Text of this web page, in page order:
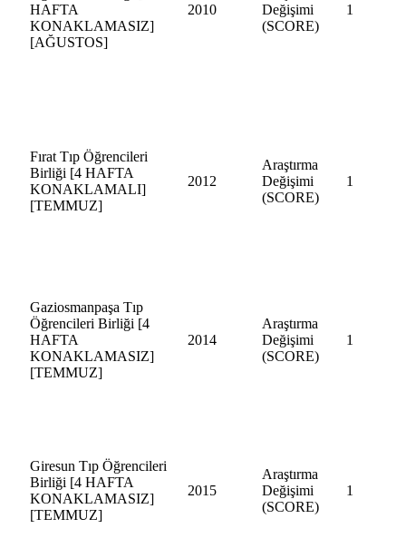
HAFTA
KONAKLAMASIZ]
[AĞUSTOS]
2010
Değişimi
(SCORE)
1
Fırat Tıp Öğrencileri
Birliği [4 HAFTA
KONAKLAMALI]
[TEMMUZ]
2012
Araştırma
Değişimi
(SCORE)
1
Gaziosmanpaşa Tıp
Öğrencileri Birliği [4
HAFTA
KONAKLAMASIZ]
[TEMMUZ]
2014
Araştırma
Değişimi
(SCORE)
1
Giresun Tıp Öğrencileri
Birliği [4 HAFTA
KONAKLAMASIZ]
[TEMMUZ]
2015
Araştırma
Değişimi
(SCORE)
1